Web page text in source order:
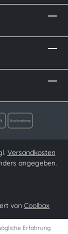
Versandkosten
angegeben.
von Coolbax
Erfahrung